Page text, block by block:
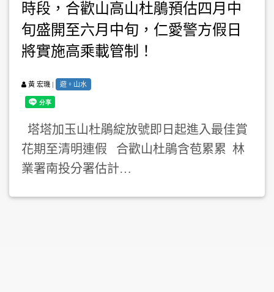
時段，合歡山高山杜鵑預估四月中
旬盛開至六月中旬，仁愛警方假日
將實施高乘載管制！
黃 宏璣 | 遊。山水
塔塔加玉山杜鵑綻放號即日起進入最佳賞
花期至清明連假 合歡山杜鵑含苞累累 林
業署南投分署估計…